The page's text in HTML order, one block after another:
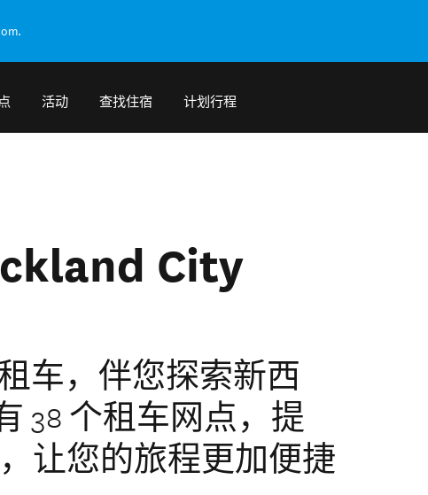
活动 查找住宿 计划行程
City
车，伴您探索新西
38 个租车网点，提
让您的旅程更加便捷